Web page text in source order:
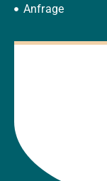
Anfrage